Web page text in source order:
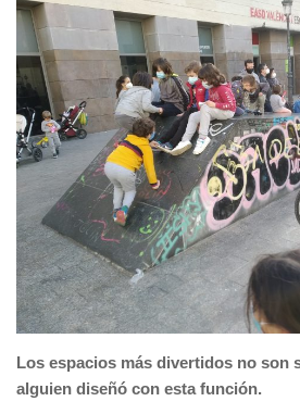
Los espacios más divertidos no son
alguien diseñó con esta función.